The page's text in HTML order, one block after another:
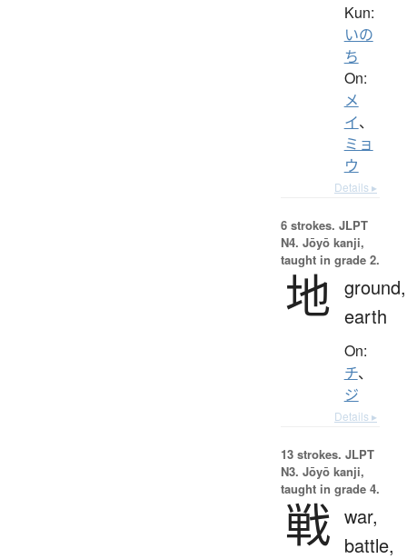
Kun:
いの
ち
On:
メ
イ、
ミョ
ウ
Details ▸
6 strokes. JLPT
N4. Jōyō kanji,
taught in grade 2.
地 ground,
earth
On:
チ、
ジ
Details ▸
13 strokes. JLPT
N3. Jōyō kanji,
taught in grade 4.
戦 war,
battle,